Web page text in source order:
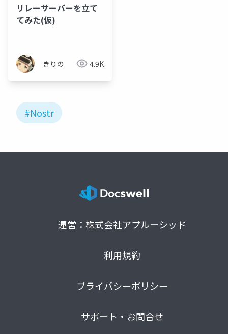
リレーサーバーを立て
てみた(仮)
きりの 4.9K
#Nostr
運営：株式会社アプルーシッド
利用規約
プライバシーポリシー
サポート・お問合せ